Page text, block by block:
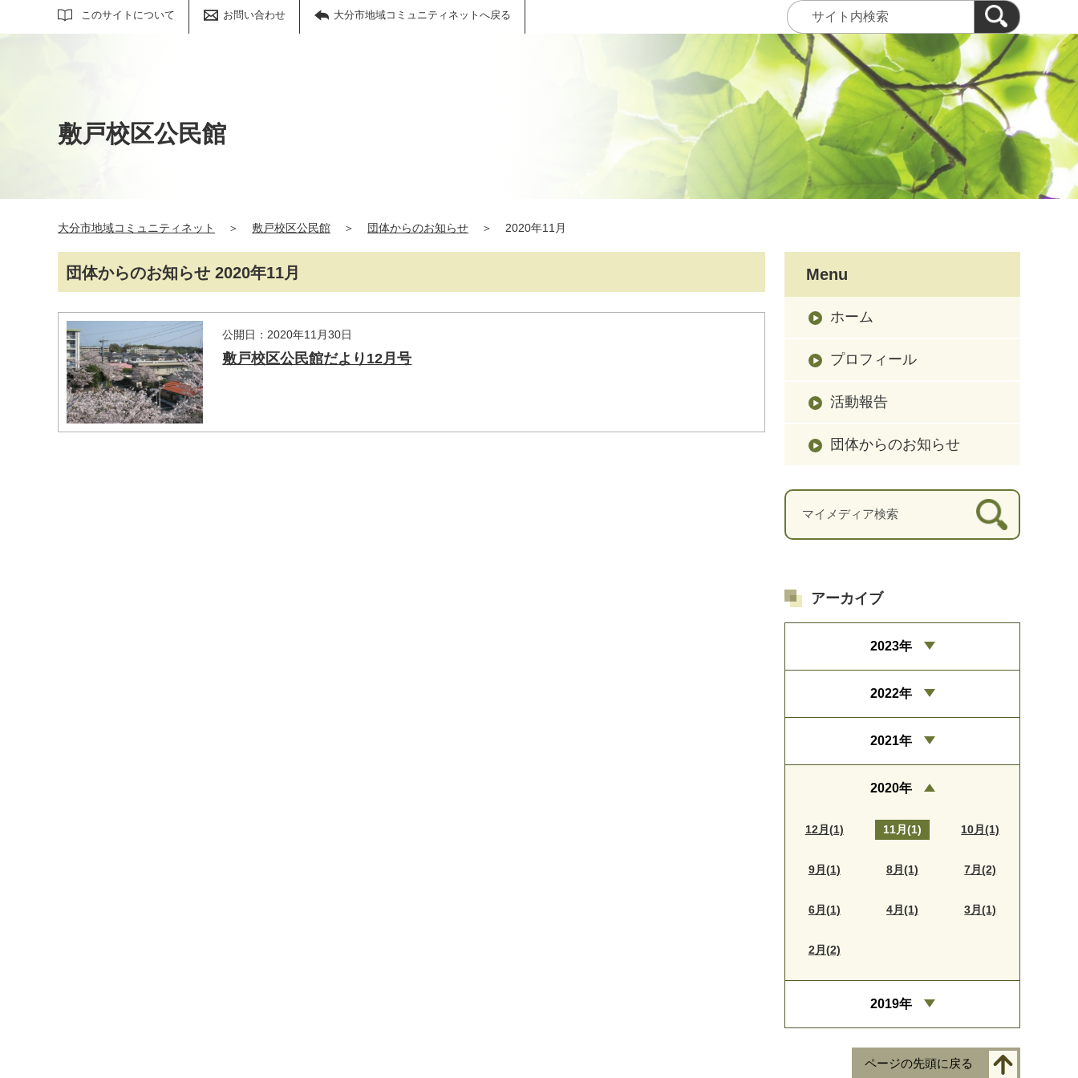
このサイトについて お問い合わせ 大分市地域コミュニティネットへ戻る
サイト内検索
敷戸校区公民館
大分市地域コミュニティネット ＞ 敷戸校区公民館 ＞ 団体からのお知らせ ＞ 2020年11月
団体からのお知らせ 2020年11月
公開日：2020年11月30日
敷戸校区公民館だより12月号
Menu
ホーム
プロフィール
活動報告
団体からのお知らせ
アーカイブ
2023年
2022年
2021年
2020年
12月(1) 11月(1) 10月(1)
9月(1) 8月(1) 7月(2)
6月(1) 4月(1) 3月(1)
2月(2)
2019年
ページの先頭に戻る